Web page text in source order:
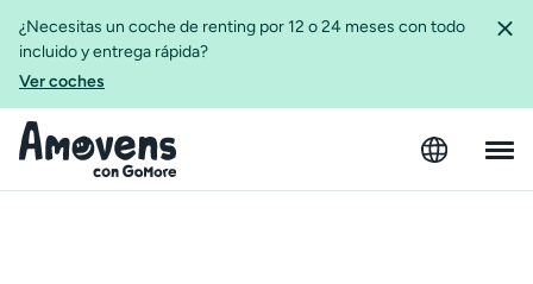
¿Necesitas un coche de renting por 12 o 24 meses con todo
incluido y entrega rápida?
Ver coches